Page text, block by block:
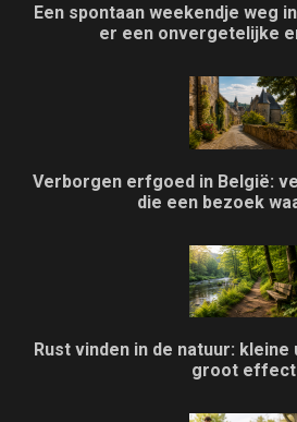
Een spontaan weekendje weg
er een onvergetelijke
Verborgen erfgoed in België:
die een bezoek
Rust vinden in de natuur:
groot effect